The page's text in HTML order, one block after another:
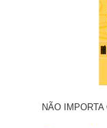
NÃO